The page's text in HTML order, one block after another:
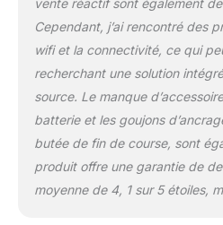
vente réactif sont également
Cependant, j’ai rencontré des
wifi et la connectivité, ce qui
recherchant une solution
source. Le manque
batterie et les goujons
butée de fin de course, sont
produit offre une garantie de
moyenne de 4, 1 sur 5 étoiles,